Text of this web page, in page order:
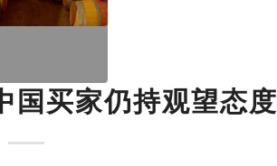
国买家仍持观望态度